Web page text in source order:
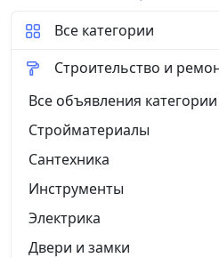
Все категории
Строительство и
Все объявления категории
Стройматериалы
Сантехника
Инструменты
Электрика
Двери и замки